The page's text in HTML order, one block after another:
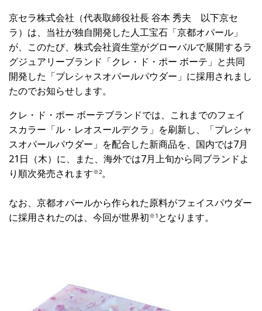
京セラ株式会社（代表取締役社長 谷本 秀夫 以下京セ
ラ）は、当社が独自開発した人工宝石「京都オパール」
が、このたび、株式会社資生堂がグローバルで展開するラ
グジュアリーブランド「クレ・ド・ポー ボーテ」と共同
開発した「プレシャスオパールパウダー」に採用されまし
たのでお知らせします。
クレ・ド・ポー ボーテブランドでは、これまでのフェイ
スカラー「ル・レオスールデクラ」を刷新し、「プレシャ
スオパールパウダー」を配合した新商品を、国内では7月
21日（木）に、また、海外では7月上旬から同ブランドよ
り順次発売されます※2。
なお、京都オパールから作られた原料がフェイスパウダー
に採用されたのは、今回が世界初※1 となります。